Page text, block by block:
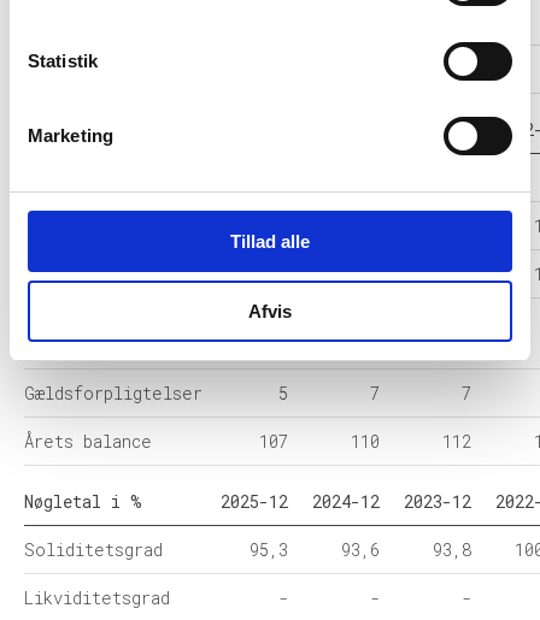
Statistik
Marketing
Tillad alle
Afvis
Årets Resultat -2
Balance i 1000 DKK 2023-12
Egenkapital 102 103 105
forpligtelser
Gældsforpligtelser 5 7 7
Årets balance 107 110 112
Nøgletal i % 2025-12 2024-12 2023-12
Soliditetsgrad 95,3 93,6 93,8
Likviditetsgrad - - -